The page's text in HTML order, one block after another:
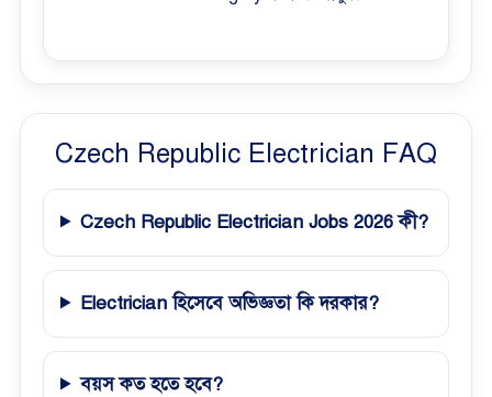
Czech Republic Electrician FAQ
Czech Republic Electrician Jobs 2026 কী?
Electrician হিসেবে অভিজ্ঞতা কি দরকার?
বয়স কত হতে হবে?